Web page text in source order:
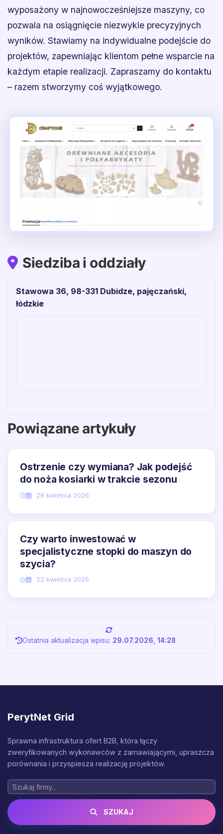
wyposażony w najnowocześniejsze maszyny, co
pozwala na osiągnięcie niezwykle precyzyjnych
wyników. Stawiamy na indywidualne podejście do
projektów, zapewniając klientom pełne wsparcie na
każdym etapie realizacji. Zapraszamy do kontaktu
– razem stworzymy coś wyjątkowego.
Siedziba i oddziały
Stawowa 36, 98-331 Dubidze, pajęczański,
łódzkie
Powiązane artykuły
Ostrzenie czy wymiana? Jak podejść
do noża kosiarki w trakcie sezonu
28 kwietnia 2026
Czy warto inwestować w
specjalistyczne stopki do maszyn do
szycia?
22 kwietnia 2026
Ostatnia aktualizacja wpisu: 29.07.2026, 14:28
PerytNet Grid
Sprawna infrastruktura ofert B2B, która łączy
zweryfikowanych wykonawców z zamawiającymi, upraszcza
porównania i przyspiesza realizację projektów.
SZUKAJ